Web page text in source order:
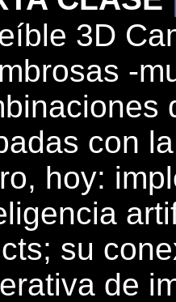
3D
-
con
hoy:
su
de